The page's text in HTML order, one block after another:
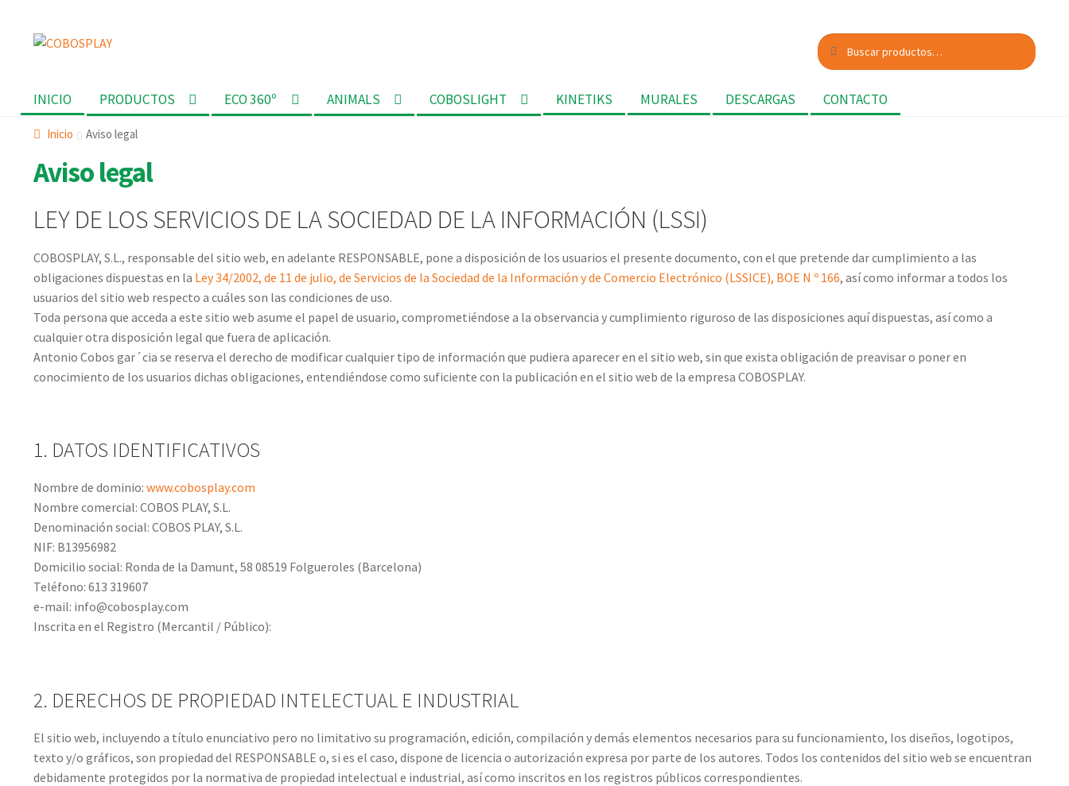
Ir
navegación
Ir
Buscar
por:
Buscar
INICIO PRODUCTOS ECO 360º ANIMALS COBOSLIGHT KINETIKS MURALES DESCARGAS CONTACTO
Inicio Aviso legal
Aviso legal
LEY DE LOS SERVICIOS DE LA SOCIEDAD DE LA INFORMACIÓN (LSSI)
COBOSPLAY, S.L., responsable del sitio web, en adelante RESPONSABLE, pone a disposición de los usuarios el presente documento, con el que pretende dar cumplimiento a las
obligaciones dispuestas en la Ley 34/2002, de 11 de julio, de Servicios de la Sociedad de la Información y de Comercio Electrónico (LSSICE), BOE N º 166, así como informar a todos los
usuarios del sitio web respecto a cuáles son las condiciones de uso.
Toda persona que acceda a este sitio web asume el papel de usuario, comprometiéndose a la observancia y cumplimiento riguroso de las disposiciones aquí dispuestas, así como a
cualquier otra disposición legal que fuera de aplicación.
Antonio Cobos gar´cia se reserva el derecho de modificar cualquier tipo de información que pudiera aparecer en el sitio web, sin que exista obligación de preavisar o poner en
conocimiento de los usuarios dichas obligaciones, entendiéndose como suficiente con la publicación en el sitio web de la empresa COBOSPLAY.
1. DATOS IDENTIFICATIVOS
Nombre de dominio: www.cobosplay.com
Nombre comercial: COBOS PLAY, S.L.
Denominación social: COBOS PLAY, S.L.
NIF: B13956982
Domicilio social: Ronda de la Damunt, 58 08519 Folgueroles (Barcelona)
Teléfono: 613 319607
e-mail: info@cobosplay.com
Inscrita en el Registro (Mercantil / Público):
2. DERECHOS DE PROPIEDAD INTELECTUAL E INDUSTRIAL
El sitio web, incluyendo a título enunciativo pero no limitativo su programación, edición, compilación y demás elementos necesarios para su funcionamiento, los diseños, logotipos,
texto y/o gráficos, son propiedad del RESPONSABLE o, si es el caso, dispone de licencia o autorización expresa por parte de los autores. Todos los contenidos del sitio web se encuentran
debidamente protegidos por la normativa de propiedad intelectual e industrial, así como inscritos en los registros públicos correspondientes.